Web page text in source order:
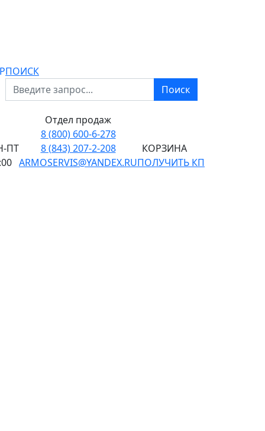
ПОИСК
Поиск
ПТ
Отдел продаж
8 (800) 600-6-278
8 (843) 207-2-208
ARMOSERVIS@YANDEX.RU
КОРЗИНА
ПОЛУЧИТЬ КП